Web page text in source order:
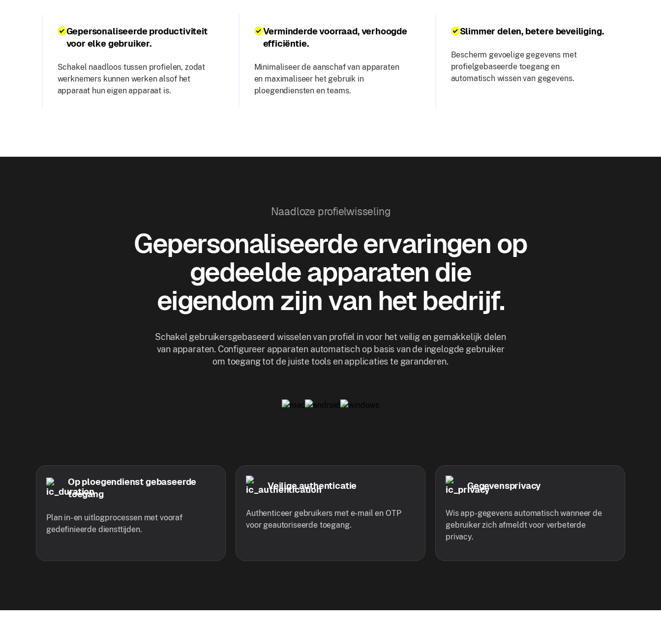
Gepersonaliseerde productiviteit
voor elke gebruiker.
Schakel naadloos tussen profielen, zodat
werknemers kunnen werken alsof het
apparaat hun eigen apparaat is.
Verminderde voorraad, verhoogde
efficiëntie.
Minimaliseer de aanschaf van apparaten
en maximaliseer het gebruik in
ploegendiensten en teams.
Slimmer delen, betere beveiliging.
Bescherm gevoelige gegevens met
profielgebaseerde toegang en
automatisch wissen van gegevens.
Naadloze profielwisseling
Gepersonaliseerde ervaringen op
gedeelde apparaten die
eigendom zijn van het bedrijf.
Schakel gebruikersgebaseerd wisselen van profiel in voor het veilig en gemakkelijk delen
van apparaten. Configureer apparaten automatisch op basis van de ingelogde gebruiker
om toegang tot de juiste tools en applicaties te garanderen.
Op ploegendienst gebaseerde
toegang
Plan in- en uitlogprocessen met vooraf
gedefinieerde diensttijden.
Veilige authenticatie
Authenticeer gebruikers met e-mail en OTP
voor geautoriseerde toegang.
Gegevensprivacy
Wis app-gegevens automatisch wanneer de
gebruiker zich afmeldt voor verbeterde
privacy.